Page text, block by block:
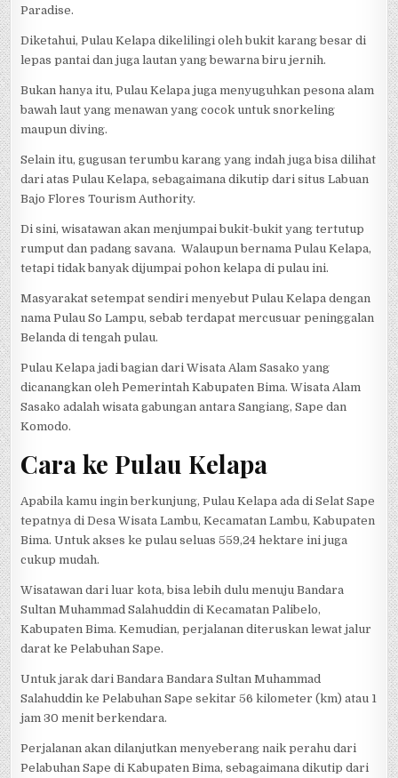
Paradise.
Diketahui, Pulau Kelapa dikelilingi oleh bukit karang besar di
lepas pantai dan juga lautan yang bewarna biru jernih.
Bukan hanya itu, Pulau Kelapa juga menyuguhkan pesona alam
bawah laut yang menawan yang cocok untuk snorkeling
maupun diving.
Selain itu, gugusan terumbu karang yang indah juga bisa dilihat
dari atas Pulau Kelapa, sebagaimana dikutip dari situs Labuan
Bajo Flores Tourism Authority.
Di sini, wisatawan akan menjumpai bukit-bukit yang tertutup
rumput dan padang savana. Walaupun bernama Pulau Kelapa,
tetapi tidak banyak dijumpai pohon kelapa di pulau ini.
Masyarakat setempat sendiri menyebut Pulau Kelapa dengan
nama Pulau So Lampu, sebab terdapat mercusuar peninggalan
Belanda di tengah pulau.
Pulau Kelapa jadi bagian dari Wisata Alam Sasako yang
dicanangkan oleh Pemerintah Kabupaten Bima. Wisata Alam
Sasako adalah wisata gabungan antara Sangiang, Sape dan
Komodo.
Cara ke Pulau Kelapa
Apabila kamu ingin berkunjung, Pulau Kelapa ada di Selat Sape
tepatnya di Desa Wisata Lambu, Kecamatan Lambu, Kabupaten
Bima. Untuk akses ke pulau seluas 559,24 hektare ini juga
cukup mudah.
Wisatawan dari luar kota, bisa lebih dulu menuju Bandara
Sultan Muhammad Salahuddin di Kecamatan Palibelo,
Kabupaten Bima. Kemudian, perjalanan diteruskan lewat jalur
darat ke Pelabuhan Sape.
Untuk jarak dari Bandara Bandara Sultan Muhammad
Salahuddin ke Pelabuhan Sape sekitar 56 kilometer (km) atau 1
jam 30 menit berkendara.
Perjalanan akan dilanjutkan menyeberang naik perahu dari
Pelabuhan Sape di Kabupaten Bima, sebagaimana dikutip dari